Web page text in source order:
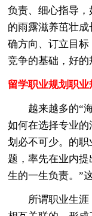
负责、细心指导
的雨露滋养茁壮
确方向、订立目
竞争的基础，好的
留学职业规划职业
越来越多的“海
如何在选择专业
划必不可少。的
题，率先在业内
生的一生负责。”
所谓职业生涯